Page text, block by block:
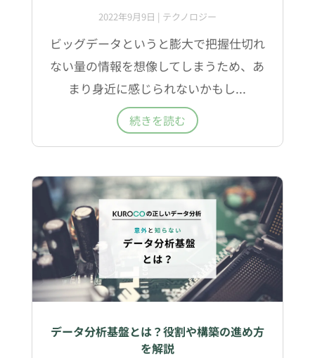
2022年9月9日 | テクノロジー
ビッグデータというと膨大で把握仕切れ
ない量の情報を想像してしまうため、あ
まり身近に感じられないかもし...
続きを読む
データ分析基盤とは？役割や構築の進め方
を解説